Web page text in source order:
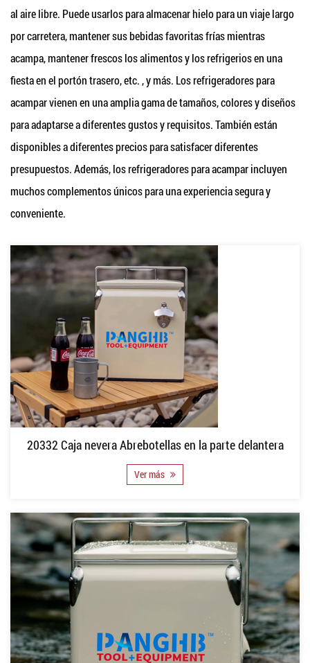
al aire libre. Puede usarlos para almacenar hielo para un viaje largo
por carretera, mantener sus bebidas favoritas frías mientras
acampa, mantener frescos los alimentos y los refrigerios en una
fiesta en el portón trasero, etc. , y más. Los refrigeradores para
acampar vienen en una amplia gama de tamaños, colores y diseños
para adaptarse a diferentes gustos y requisitos. También están
disponibles a diferentes precios para satisfacer diferentes
presupuestos. Además, los refrigeradores para acampar incluyen
muchos complementos únicos para una experiencia segura y
conveniente.
20332 Caja nevera Abrebotellas en la parte delantera
Ver más